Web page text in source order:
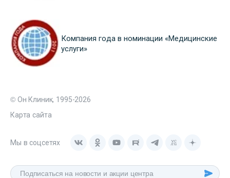
Компания года в номинации «Медицинские
услуги»
© Он Клиник, 1995-2026
Карта сайта
Мы в соцсетях